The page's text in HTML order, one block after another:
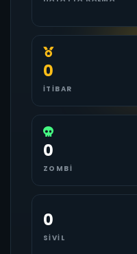
0
İTIBAR
0
ZOMBI
0
SIVIL